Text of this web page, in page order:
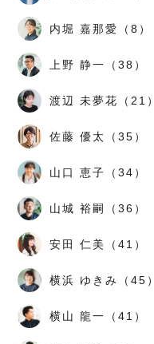
内堀 嘉那愛（8）
上野 静一（38）
渡辺 未夢花（21）
佐藤 優太（35）
山口 恵子（34）
山城 裕嗣（36）
安田 仁美（41）
横浜 ゆきみ（45）
横山 龍一（41）